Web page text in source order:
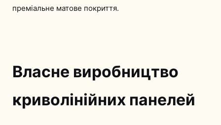
преміальне матове покриття.
Власне виробництво
криволінійних панелей